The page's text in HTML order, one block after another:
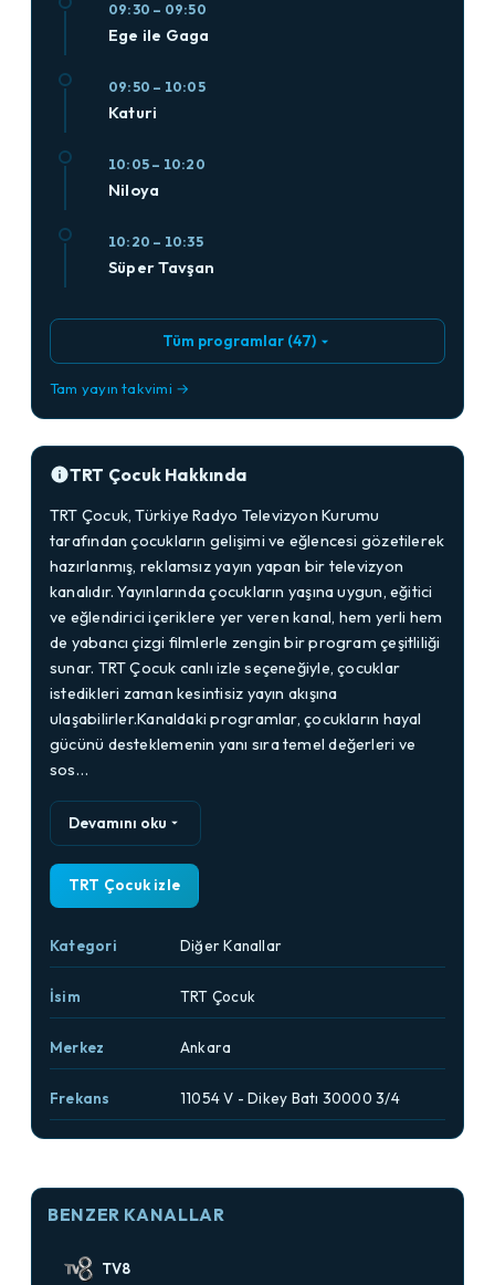
09:30 – 09:50
Ege ile Gaga
09:50 – 10:05
Katuri
10:05 – 10:20
Niloya
10:20 – 10:35
Süper Tavşan
Tüm programlar (47)
Tam yayın takvimi →
TRT Çocuk Hakkında
TRT Çocuk, Türkiye Radyo Televizyon Kurumu
tarafından çocukların gelişimi ve eğlencesi gözetilerek
hazırlanmış, reklamsız yayın yapan bir televizyon
kanalıdır. Yayınlarında çocukların yaşına uygun, eğitici
ve eğlendirici içeriklere yer veren kanal, hem yerli hem
de yabancı çizgi filmlerle zengin bir program çeşitliliği
sunar. TRT Çocuk canlı izle seçeneğiyle, çocuklar
istedikleri zaman kesintisiz yayın akışına
ulaşabilirler.Kanaldaki programlar, çocukların hayal
gücünü desteklemenin yanı sıra temel değerleri ve
sos…
Devamını oku
TRT Çocuk izle
Kategori Diğer Kanallar
İsim TRT Çocuk
Merkez Ankara
Frekans 11054 V - Dikey Batı 30000 3/4
BENZER KANALLAR
TV8